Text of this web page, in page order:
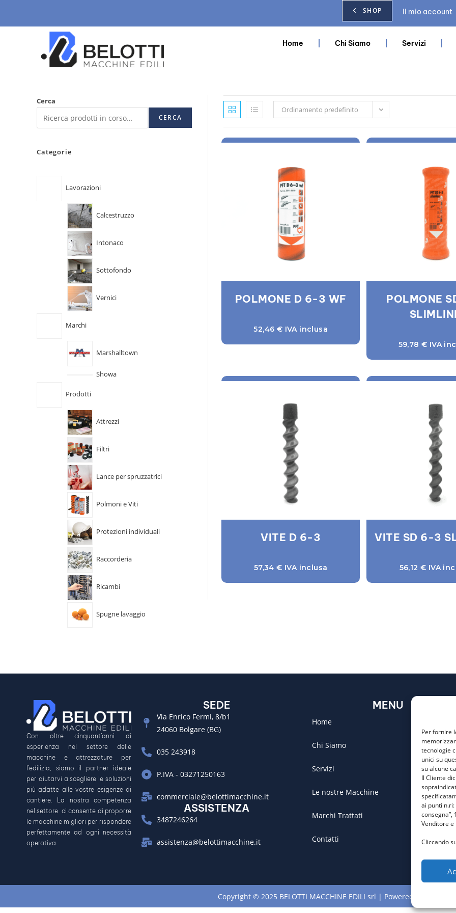
Per fornire
tecnologie
unici su
su alcune
Il Cliente
ai punti n.ri:
consegna”,
Venditore e
Cliccando
SHOP Il mio account
Home Chi Siamo Servizi
Ordinamento predefinito
POLMONE D 6-3 WF
52,46 € IVA inclusa
POLMONE
59,78€ IVA
VITE D 6-3
57,34€ IVA inclusa
VITE SD 6-3
56,12€ IVA
Cerca
CERCA
Categorie
Lavorazioni
Calcestruzzo
Intonaco
Sottofondo
Vernici
Marchi
Marshalltown
Showa
Prodotti
Attrezzi
Filtri
Lance per spruzzatrici
Polmoni e Viti
Protezioni individuali
Raccorderia
Ricambi
Spugne lavaggio
Con oltre cinquant’anni di
esperienza nel settore delle
macchine e attrezzature per
l’edilizia, siamo il partner ideale
per aiutarvi a scegliere le soluzioni
più adatte alle vostre esigenze di
cantiere. La nostra competenza
nel settore ci consente di proporre
le macchine migliori per rispondere
perfettamente ad ogni necessità
operativa.
SEDE
Via Enrico Fermi, 8/b1
24060 Bolgare (BG)
035 243918
P.IVA - 03271250163
commerciale@belottimacchine.it
ASSISTENZA
3487246264
assistenza@belottimacchine.it
MENU
Home
Chi Siamo
Servizi
Le nostre Macchine
Marchi Trattati
Contatti
Copyright © 2025 BELOTTI MACCHINE EDILI srl | Powered by